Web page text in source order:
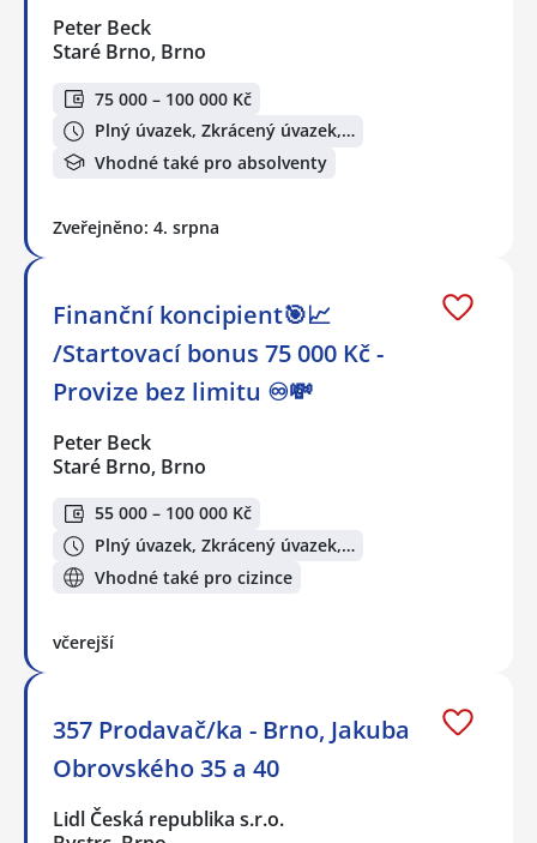
Peter Beck
Staré Brno, Brno
75 000 – 100 000 Kč
Plný úvazek, Zkrácený úvazek,…
Vhodné také pro absolventy
Zveřejněno: 4. srpna
Finanční koncipient🎯📈
/Startovací bonus 75 000 Kč -
Provize bez limitu ♾️💸
Peter Beck
Staré Brno, Brno
55 000 – 100 000 Kč
Plný úvazek, Zkrácený úvazek,…
Vhodné také pro cizince
včerejší
357 Prodavač/ka - Brno, Jakuba
Obrovského 35 a 40
Lidl Česká republika s.r.o.